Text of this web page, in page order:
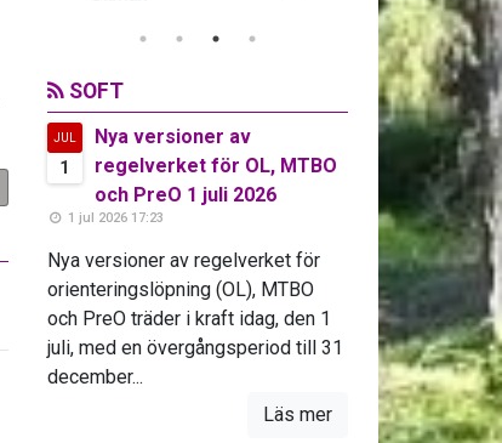
SOFT
JUL
1
Nya versioner av
regelverket för OL, MTBO
och PreO 1 juli 2026
1 jul 2026 17:23
Nya versioner av regelverket för
orienteringslöpning (OL), MTBO
och PreO träder i kraft idag, den 1
juli, med en övergångsperiod till 31
december...
Läs mer